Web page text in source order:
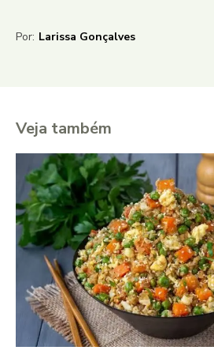
Por: Larissa Gonçalves
Veja também